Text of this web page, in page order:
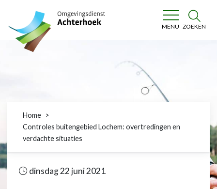
Omgevingsdienst Achterhoek
MENU ZOEKEN
Home
Controles buitengebied Lochem: overtredingen en
verdachte situaties
dinsdag 22 juni 2021